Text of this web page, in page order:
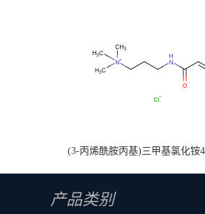
(3-丙烯酰胺丙基)三甲基氯化铵
产品类别